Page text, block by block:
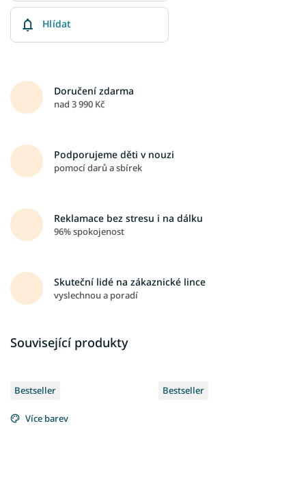
Hlídat
Doručení zdarma
nad 3 990 Kč
Podporujeme děti v nouzi
pomocí darů a sbírek
Reklamace bez stresu i na dálku
96% spokojenost
Skuteční lidé na zákaznické lince
vyslechnou a poradí
Související produkty
Bestseller
Více barev
Bestseller